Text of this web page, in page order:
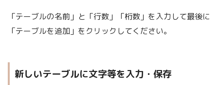
「テーブルの名前」と「行数」「桁数」を入力して最後に
「テーブルを追加」をクリックしてください。
新しいテーブルに文字等を入力・保存